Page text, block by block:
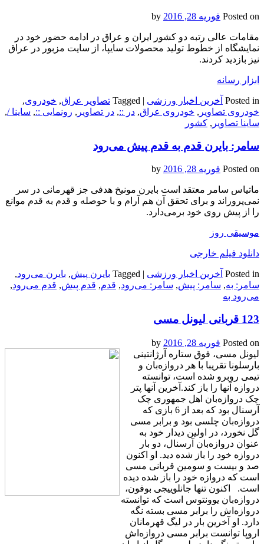
Posted on فوریه 28, 2016
مقامات عالی رتبه دو کشور ایران و عراق در ادامه حضور خود در
نمایشگاه از خطوط تولید محصولات سایپا، از سایت مزبور در عراق
نیز بازدید کردند.
ابزار رسانه
Posted in آخرین اخبار ورزشی |
Tagged تصاویر عراق, خودروی,
خودروی تصاویر , خودروی عراق, در ::, در تصاویر , رونمایی ::, ساینا /,
ساینا تصاویر , کشور
سامر: بایرن قدم به قدم پیش می‌رود
Posted on فوریه 28, 2016
ماتیاس سامر معتقد است بایرن مونیخ هدفی جز قهرمانی در سر
نمی‌پروراند و برای تحقق آن هم آرام و با حوصله و قدم به قدم موانع
را از پیش روی خود برمی‌دارد.
موسیقی روز
دانلود فیلم خارجی
Posted in آخرین اخبار ورزشی |
Tagged بایرن پیش, بایرن می‌رود,
سامر: به, سامر: پیش, سامر: می‌رود, قدم, قدم پیش, قدم می‌رود,
می‌رود به
123 قربانی لیونل مسی
Posted on فوریه 28, 2016
لیونل مسی، فوق ستاره آرژانتینی
بارسلونا تقریبا با هر د‌ر‌وازه‌بان‌ و
تیمی روبرو شده است، توانسته
دروازه آنها را باز کند.آخرین آنها پتر
چک د‌ر‌وازه‌بان اهل جمهوری چک
آرسنال بود که بعد از 6 بازی که
د‌ر‌وازه‌بان چلسی بود و برابر مسی
گل نخورد، در اولین دیدار خود به
عنوان د‌ر‌وازه‌بان آرسنال، دو بار
دروازه خود را باز شده دید. او اکنون
صد و بیست و سومین قربانی مسی
است که دروازه خود را باز شده دیده
است. اکنون تنها جانلوییجی بوفون،
د‌ر‌وازه‌بان یوونتوس است که توانسته
دروازه‌اش را برابر مسی بسته نگه
دارد. او آخرین بار در لیگ قهرمانان
اروپا توانست برابر مسی دروازه‌اش